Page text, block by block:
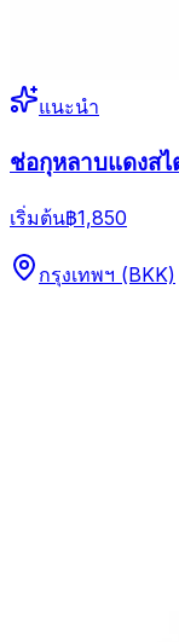
แนะนำ
ช่อกุหลาบแดงส
เริ่มต้น฿1,850
กรุงเทพฯ (BKK)